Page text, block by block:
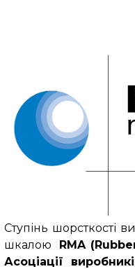
Ступінь шорсткості
шкалою
RMA
Асоціації